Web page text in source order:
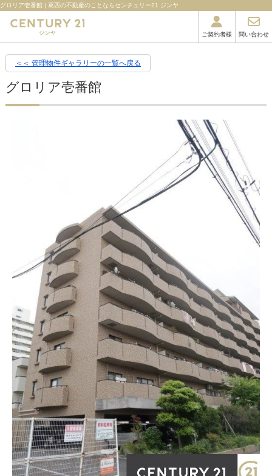
グロリア壱番館 | 葛西の不動産のことならセンチュリー21 ジンヤ
ご契約者様 問い合わせ
＜＜ 管理物件ギャラリーの一覧へ戻る
グロリア壱番館